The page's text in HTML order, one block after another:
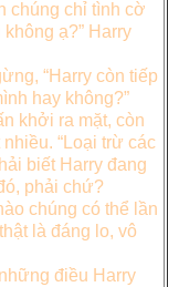
chúng chỉ tình cờ
ạ?” Harry
“Harry còn tiếp
hay không?”
khởi ra mặt, còn
“Loại trừ các
biết Harry đang
phải chứ?
chúng có thể lần
là đáng lo, vô
điều Harry